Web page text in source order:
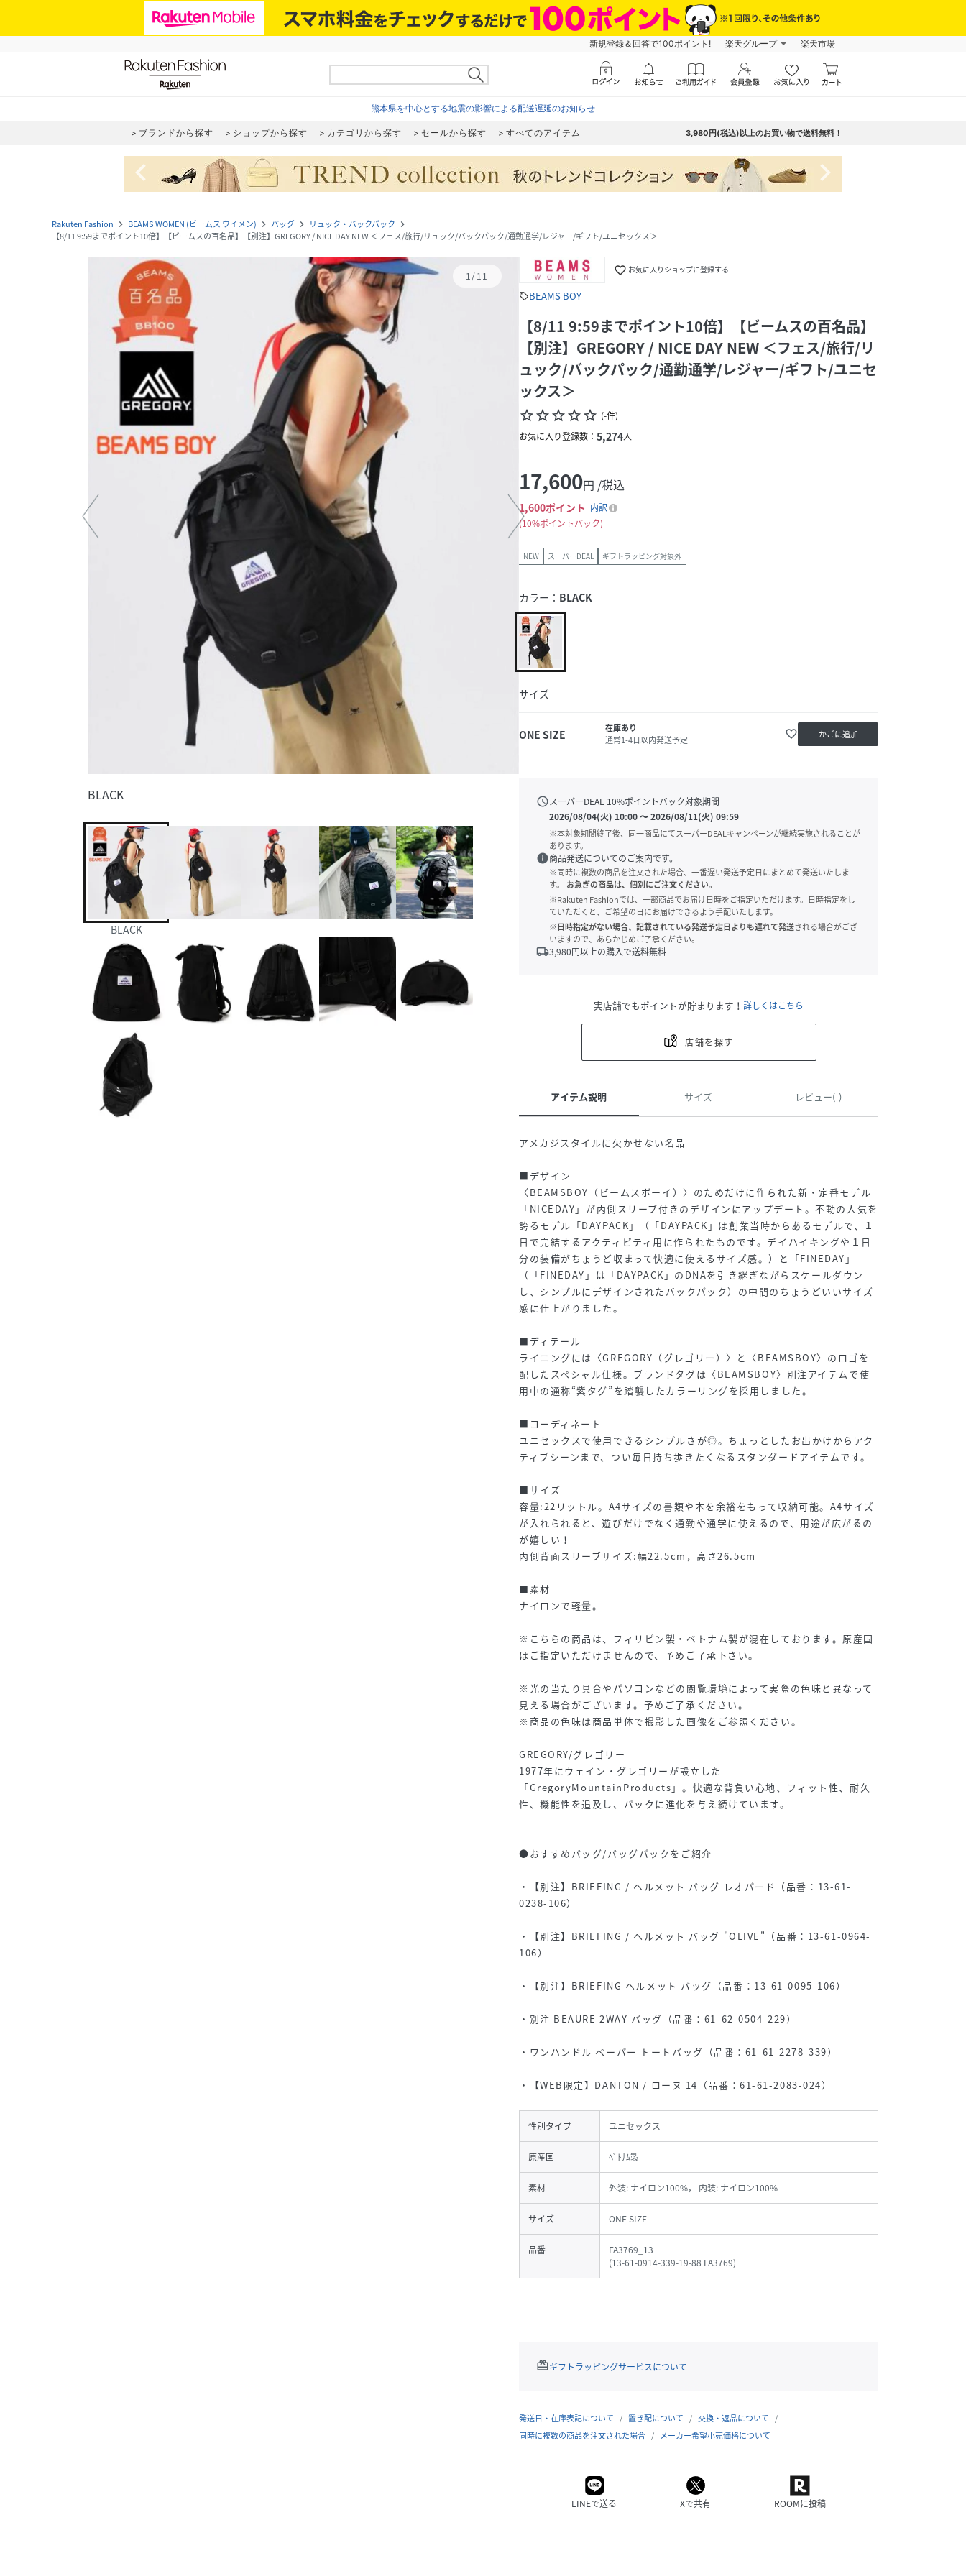
新規登録＆回答で100ポイント! 楽天グループ 楽天市場
熊本県を中心とする地震の影響による配送遅延のお知らせ
ブランドから探す ショップから探す カテゴリから探す セールから探す すべてのアイテム 3,980円(税込)以上のお買い物で送料無料！
navigate_before navigate_next
Rakuten Fashion navigate_next BEAMS WOMEN (ビームス ウイメン) navigate_next バッグ navigate_next リュック・バックパック navigate_next
【8/11 9:59までポイント10倍】【ビームスの百名品】【別注】GREGORY / NICE DAY NEW ＜フェス/旅行/リュック/バックパック/通勤通学/レジャー/ギフト/ユニセックス＞
1/11
BLACK
BLACK
favorite_border お気に入りショップに登録する
sellBEAMS BOY
【8/11 9:59までポイント10倍】【ビームスの百名品】
【別注】GREGORY / NICE DAY NEW ＜フェス/旅行/リ
ュック/バックパック/通勤通学/レジャー/ギフト/ユニセ
ックス＞
star_borderstar_borderstar_borderstar_borderstar_border (-件)
お気に入り登録数： 5,274人
17,600円 /税込
1,600ポイント 内訳
10%ポイントバック
NEW スーパーDEAL ギフトラッピング対象外
カラー： BLACK
サイズ
ONE SIZE
在庫あり
通常1-4日以内発送予定
favorite_border かごに追加
scheduleスーパーDEAL 10%ポイントバック対象期間
2026/08/04(火) 10:00〜2026/08/11(火) 09:59
※本対象期間終了後、同一商品にてスーパーDEALキャンペーンが継続実施されることが
あります。
info商品発送についてのご案内です。
※同時に複数の商品を注文された場合、一番遅い発送予定日にまとめて発送いたしま
す。
お急ぎの商品は、個別にご注文ください。
※Rakuten Fashionでは、一部商品でお届け日時をご指定いただけます。日時指定をし
ていただくと、ご希望の日にお届けできるよう手配いたします。
※日時指定がない場合、記載されている発送予定日よりも遅れて発送される場合がござ
いますので、あらかじめご了承ください。
local_shipping3,980円以上の購入で送料無料
実店舗でもポイントが貯まります！ 詳しくはこちら
店舗を探す
アイテム説明 サイズ レビュー(-)
アメカジスタイルに欠かせない名品
■デザイン
〈BEAMSBOY（ビームスボーイ）〉のためだけに作られた新・定番モデル
「NICEDAY」が内側スリーブ付きのデザインにアップデート。不動の人気を
誇るモデル「DAYPACK」（「DAYPACK」は創業当時からあるモデルで、１
日で完結するアクティビティ用に作られたものです。デイハイキングや１日
分の装備がちょうど収まって快適に使えるサイズ感。）と「FINEDAY」
（「FINEDAY」は「DAYPACK」のDNAを引き継ぎながらスケールダウン
し、シンプルにデザインされたバックパック）の中間のちょうどいいサイズ
感に仕上がりました。
■ディテール
ライニングには〈GREGORY（グレゴリー）〉と〈BEAMSBOY〉のロゴを
配したスペシャル仕様。ブランドタグは〈BEAMSBOY〉別注アイテムで使
用中の通称“紫タグ”を踏襲したカラーリングを採用しました。
■コーディネート
ユニセックスで使用できるシンプルさが◎。ちょっとしたお出かけからアク
ティブシーンまで、つい毎日持ち歩きたくなるスタンダードアイテムです。
■サイズ
容量:22リットル。A4サイズの書類や本を余裕をもって収納可能。A4サイズ
が入れられると、遊びだけでなく通勤や通学に使えるので、用途が広がるの
が嬉しい！
内側背面スリーブサイズ:幅22.5cm，高さ26.5cm
■素材
ナイロンで軽量。
※こちらの商品は、フィリピン製・ベトナム製が混在しております。原産国
はご指定いただけませんので、予めご了承下さい。
※光の当たり具合やパソコンなどの閲覧環境によって実際の色味と異なって
見える場合がございます。予めご了承ください。
※商品の色味は商品単体で撮影した画像をご参照ください。
GREGORY/グレゴリー
1977年にウェイン・グレゴリーが設立した
「GregoryMountainProducts」。快適な背負い心地、フィット性、耐久
性、機能性を追及し、パックに進化を与え続けています。
●おすすめバッグ/バッグパックをご紹介
・【別注】BRIEFING / ヘルメット バッグ レオパード（品番：13-61-
0238-106）
・【別注】BRIEFING / ヘルメット バッグ "OLIVE"（品番：13-61-0964-
106）
・【別注】BRIEFING ヘルメット バッグ（品番：13-61-0095-106）
・別注 BEAURE 2WAY バッグ（品番：61-62-0504-229）
・ワンハンドル ペーパー トートバッグ（品番：61-61-2278-339）
・【WEB限定】DANTON / ローヌ 14（品番：61-61-2083-024）
性別タイプ ユニセックス
原産国 ﾍﾞﾄﾅﾑ製
素材 外装: ナイロン100%， 内装: ナイロン100%
サイズ ONE SIZE
品番
FA3769_13
(13-61-0914-339-19-88 FA3769)
redeemギフトラッピングサービスについて
発送日・在庫表記について 置き配について
交換・返品について
同時に複数の商品を注文された場合
メーカー希望小売価格について
LINEで送る Xで共有 ROOMに投稿